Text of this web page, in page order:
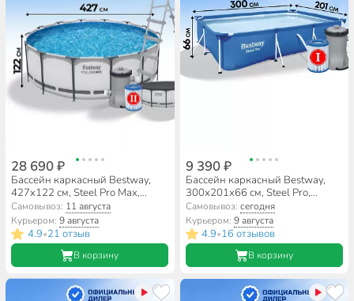
28 690 ₽
Бассейн каркасный Bestway,
427х122 см, Steel Pro Max,
5612X, фильтр-насос, лестница,
тент, 15232 л
Самовывоз: 11 августа
Курьером:9 августа
4.9•21 отзыв
В корзину
9 390 ₽
Бассейн каркасный Bestway,
300х201х66 см, Steel Pro,
56411, фильтр-насос, 3300 л
Самовывоз: сегодня
Курьером: 9 августа
4.9•16 отзывов
В корзину